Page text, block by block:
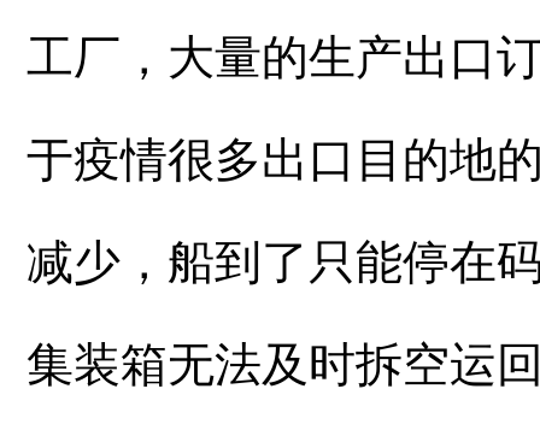
工厂，大量的生产出口
于疫情很多出口目的地
减少，船到了只能停在
集装箱无法及时拆空运